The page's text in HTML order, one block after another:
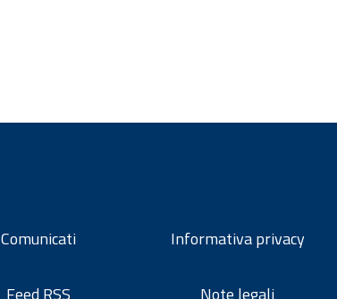
Comunicati
Feed RSS
Informativa privacy
Note legali